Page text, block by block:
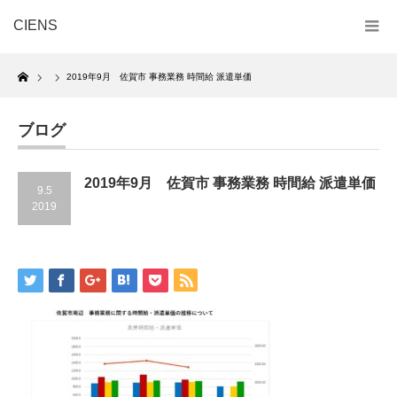
CIENS
Home
2019年9月 佐賀市 事務業務 時間給 派遣単価
ブログ
9.5
2019
2019年9月 佐賀市 事務業務 時間給 派遣単価